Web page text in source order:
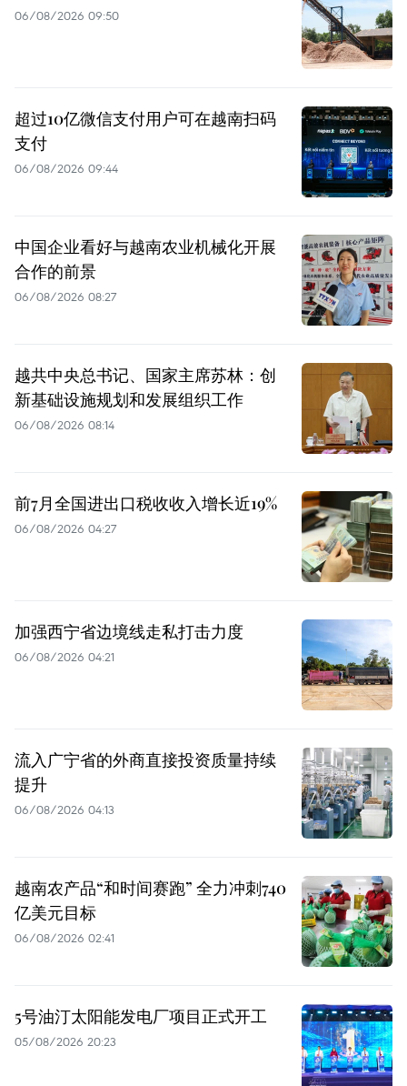
06/08/2026 09:50
超过10亿微信支付用户可在越南扫码
支付
06/08/2026 09:44
中国企业看好与越南农业机械化开展
合作的前景
06/08/2026 08:27
越共中央总书记、国家主席苏林：创
新基础设施规划和发展组织工作
06/08/2026 08:14
前7月全国进出口税收收入增长近19%
06/08/2026 04:27
加强西宁省边境线走私打击力度
06/08/2026 04:21
流入广宁省的外商直接投资质量持续
提升
06/08/2026 04:13
越南农产品“和时间赛跑” 全力冲刺740
亿美元目标
06/08/2026 02:41
5号油汀太阳能发电厂项目正式开工
05/08/2026 20:23